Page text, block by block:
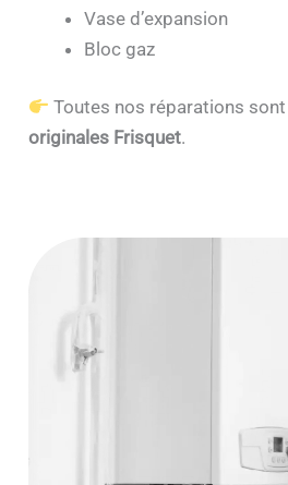
Vase d’expansion
Bloc gaz
Toutes nos réparations
originales Frisquet.